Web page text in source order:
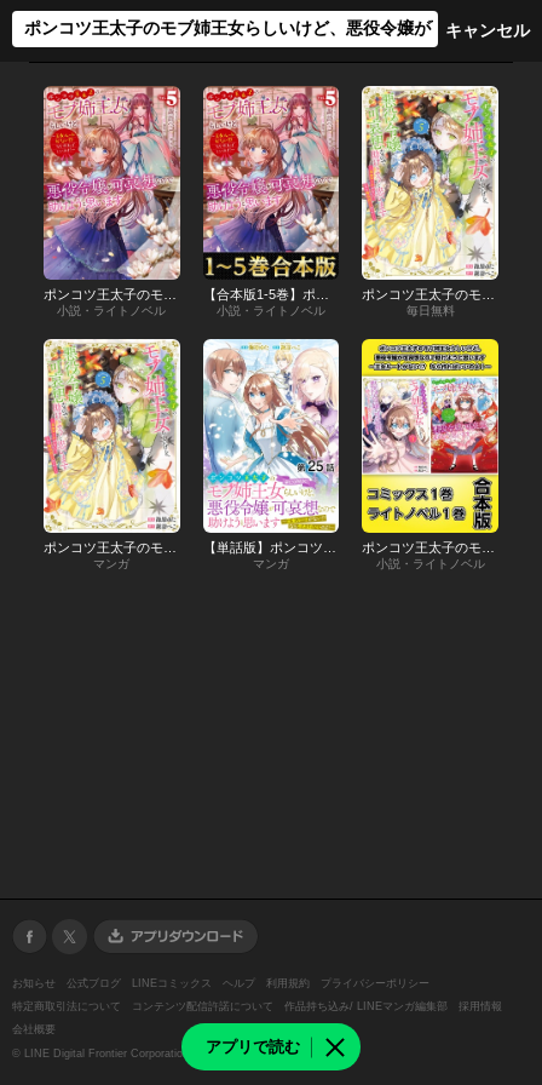
アプリで読む
小説・ライトノベル 小説・ライトノベル 毎日無料
マンガ マンガ 小説・ライトノベル
お知らせ 公式ブログ LINEコミックス ヘルプ 利用規約
プライバシーポリシー
特定商取引法について
コンテンツ配信許諾について 作品持ち込み/ LINEマンガ編集部
採用情報
会社概要
© LINE Digital Frontier Corporation